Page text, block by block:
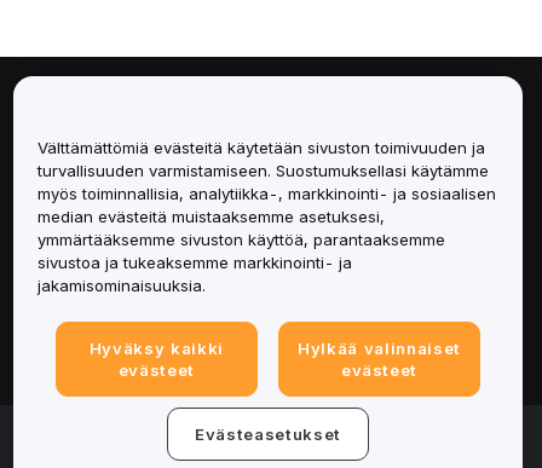
Palvelut
Tuki
Tuotteet
Lakiasiat
© 2025-2026 Bybit.eu. All rights reserved.
Välttämättömiä evästeitä käytetään sivuston toimivuuden ja
turvallisuuden varmistamiseen. Suostumuksellasi käytämme
myös toiminnallisia, analytiikka-, markkinointi- ja sosiaalisen
median evästeitä muistaaksemme asetuksesi,
ymmärtääksemme sivuston käyttöä, parantaaksemme
sivustoa ja tukeaksemme markkinointi- ja
jakamisominaisuuksia.
Hyväksy kaikki
evästeet
Hylkää valinnaiset
evästeet
Evästeasetukset